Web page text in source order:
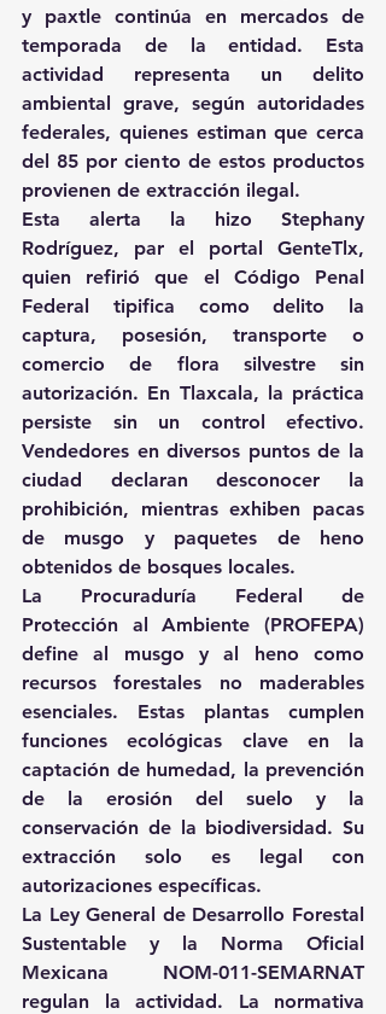
y paxtle continúa en mercados de
temporada de la entidad. Esta
actividad representa un delito
ambiental grave, según autoridades
federales, quienes estiman que cerca
del 85 por ciento de estos productos
provienen de extracción ilegal.
Esta alerta la hizo Stephany
Rodríguez, par el portal GenteTlx,
quien refirió que el Código Penal
Federal tipifica como delito la
captura, posesión, transporte o
comercio de flora silvestre sin
autorización. En Tlaxcala, la práctica
persiste sin un control efectivo.
Vendedores en diversos puntos de la
ciudad declaran desconocer la
prohibición, mientras exhiben pacas
de musgo y paquetes de heno
obtenidos de bosques locales.
La Procuraduría Federal de
Protección al Ambiente (PROFEPA)
define al musgo y al heno como
recursos forestales no maderables
esenciales. Estas plantas cumplen
funciones ecológicas clave en la
captación de humedad, la prevención
de la erosión del suelo y la
conservación de la biodiversidad. Su
extracción solo es legal con
autorizaciones específicas.
La Ley General de Desarrollo Forestal
Sustentable y la Norma Oficial
Mexicana NOM-011-SEMARNAT
regulan la actividad. La normativa